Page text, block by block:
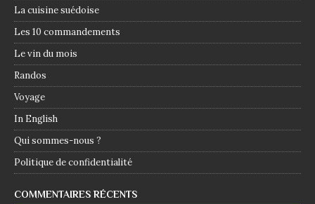
La cuisine suédoise
Les 10 commandements
Le vin du mois
Randos
Voyage
In English
Qui sommes-nous ?
Politique de confidentialité
COMMENTAIRES RÉCENTS